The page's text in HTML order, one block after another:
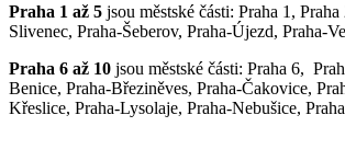
Praha 1 až 5 jsou městské části: Praha 1,
Slivenec, Praha-Šeberov, Praha-Újezd, Praha-
Praha 6 až 10 jsou městské části: Praha 6,
Benice, Praha-Březiněves, Praha-Čakovice,
Křeslice, Praha-Lysolaje, Praha-Nebušice,